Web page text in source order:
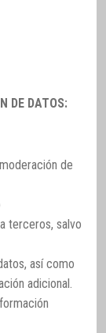
DE DATOS:
de
terceros, salvo
así como
adicional.